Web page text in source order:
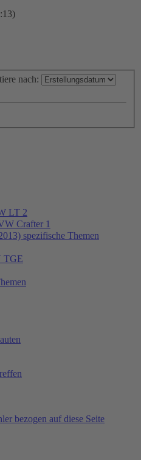
nach:
LT 2
Crafter 1
spezifische Themen
TGE
bezogen auf diese Seite